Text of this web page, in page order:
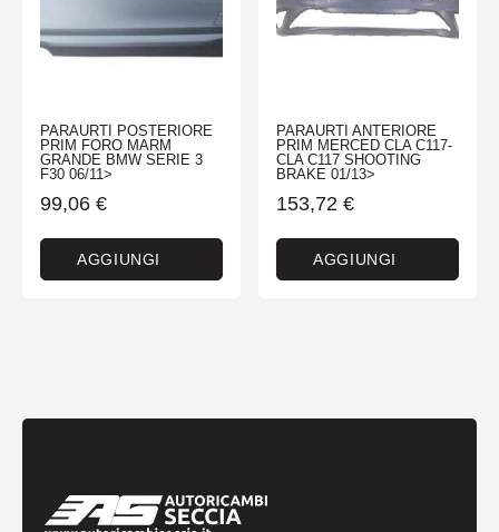
PARAURTI POSTERIORE
PRIM FORO MARM
GRANDE BMW SERIE 3
F30 06/11>
99,06 €
AGGIUNGI
PARAURTI ANTERIORE
PRIM MERCED CLA C117-
CLA C117 SHOOTING
BRAKE 01/13>
153,72 €
AGGIUNGI